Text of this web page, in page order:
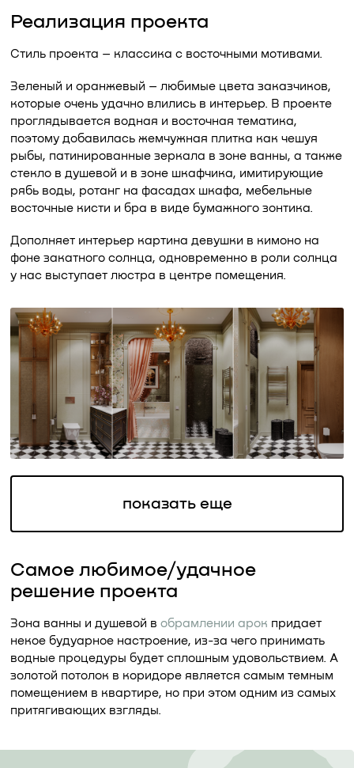
Реализация проекта
Стиль проекта – классика с восточными мотивами.
Зеленый и оранжевый – любимые цвета заказчиков,
которые очень удачно влились в интерьер. В проекте
проглядывается водная и восточная тематика,
поэтому добавилась жемчужная плитка как чешуя
рыбы, патинированные зеркала в зоне ванны, а также
стекло в душевой и в зоне шкафчика, имитирующие
рябь воды, ротанг на фасадах шкафа, мебельные
восточные кисти и бра в виде бумажного зонтика.
Дополняет интерьер картина девушки в кимоно на
фоне закатного солнца, одновременно в роли солнца
у нас выступает люстра в центре помещения.
показать еще
Самое любимое/удачное
решение проекта
Зона ванны и душевой в обрамлении арок придает
некое будуарное настроение, из-за чего принимать
водные процедуры будет сплошным удовольствием. А
золотой потолок в коридоре является самым темным
помещением в квартире, но при этом одним из самых
притягивающих взгляды.